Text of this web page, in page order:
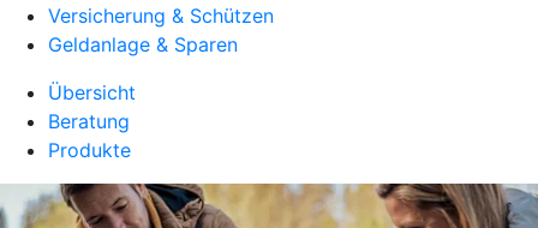
Versicherung & Schützen
Geldanlage & Sparen
Übersicht
Beratung
Produkte